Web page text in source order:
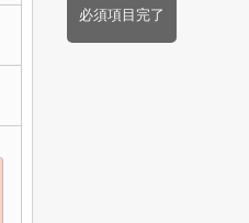
必須項目完了